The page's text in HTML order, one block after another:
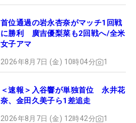
首位通過の岩永杏奈がマッチ1回戦
に勝利 廣吉優梨菜も2回戦へ/全米
女子アマ
2026年8月7日 (金) 10時04分 1
＜速報＞入谷響が単独首位 永井花
奈、金田久美子ら1差追走
2026年8月7日 (金) 12時42分 1